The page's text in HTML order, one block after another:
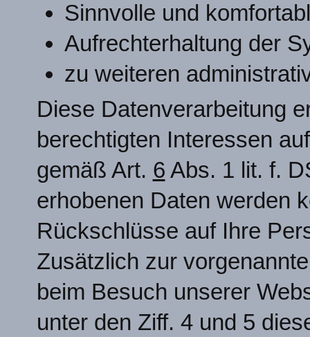
Sinnvolle und
Aufrechterhaltung der
zu weiteren
Diese Datenverarbeitung
berechtigten Interessen
gemäß Art. 6 Abs. 1 lit. f.
erhobenen Daten werden
Rückschlüsse auf Ihre
Zusätzlich zur
beim Besuch unserer
unter den Ziff. 4 und 5